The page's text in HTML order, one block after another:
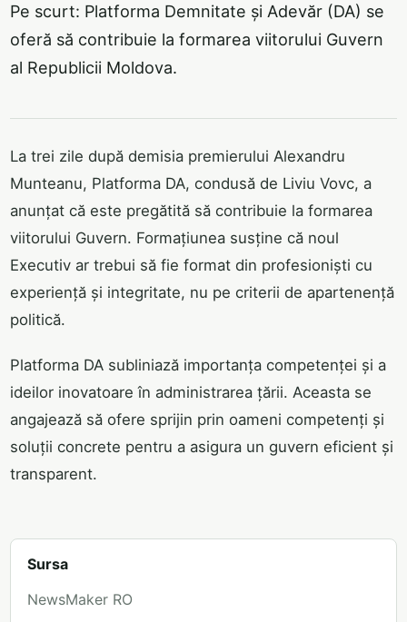
Pe scurt: Platforma Demnitate și Adevăr (DA) se
oferă să contribuie la formarea viitorului Guvern
al Republicii Moldova.
La trei zile după demisia premierului Alexandru
Munteanu, Platforma DA, condusă de Liviu Vovc, a
anunțat că este pregătită să contribuie la formarea
viitorului Guvern. Formațiunea susține că noul
Executiv ar trebui să fie format din profesioniști cu
experiență și integritate, nu pe criterii de apartenență
politică.
Platforma DA subliniază importanța competenței și a
ideilor inovatoare în administrarea țării. Aceasta se
angajează să ofere sprijin prin oameni competenți și
soluții concrete pentru a asigura un guvern eficient și
transparent.
Sursa
NewsMaker RO